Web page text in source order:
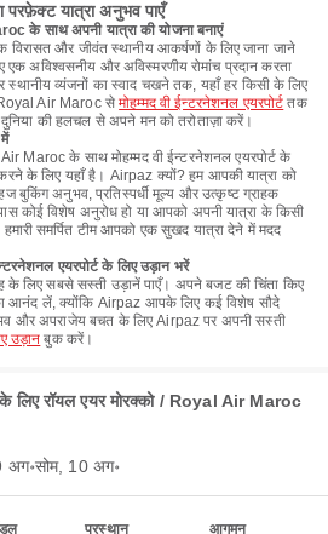
यात्रा अनुभव पाएँ
के साथ अपनी यात्रा की योजना बनाएं
विरासत और जीवंत स्थानीय आकर्षणों के लिए जाना जाने
एक अविश्वसनीय और अविस्मरणीय रोमांच प्रदान करता
व्यंजनों का स्वाद चखने तक, यहाँ हर किसी के लिए
Air Maroc सेमोहम्मद वी ईन्टरनेशनल एयरपोर्ट तक
की हलचल से अपने मन को तरोताज़ा करें।
Maroc के साथ मोहम्मद वी ईन्टरनेशनल एयरपोर्ट के
के लिए यहाँ है। Airpaz क्यों? हम आपकी यात्रा को
अनुभव, प्रतिस्पर्धी मूल्य और उत्कृष्ट ग्राहक
कोई विशेष अनुरोध हो या आपको अपनी यात्रा के किसी
समर्पित टीम आपको एक सुखद यात्रा देने में मदद
एयरपोर्ट के लिए उड़ान भरें
लिए सबसे सस्ती उड़ानें पाएँ। अपने बजट की चिंता किए
आनंद लें, क्योंकि Airpaz आपके लिए कई विशेष सौदे
और अपराजेय बचत के लिए Airpaz पर अपनी सस्ती
उड़ान बुक करें।
के लिए रॉयल एयर मोरक्को / Royal Air Maroc
अग॰सोम, 10 अग॰
प्रस्थान आगमन